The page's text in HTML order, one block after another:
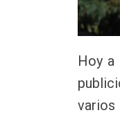
Hoy
varios